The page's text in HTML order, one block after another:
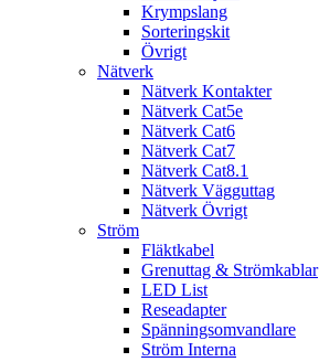
Krympslang
Sorteringskit
Övrigt
Nätverk
Nätverk Kontakter
Nätverk Cat5e
Nätverk Cat6
Nätverk Cat7
Nätverk Cat8.1
Nätverk Vägguttag
Nätverk Övrigt
Ström
Fläktkabel
Grenuttag & Strömkablar
LED List
Reseadapter
Spänningsomvandlare
Ström Interna